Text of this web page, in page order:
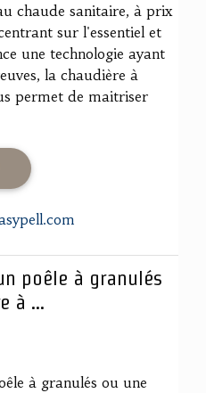
chaude sanitaire, à prix
sur l'essentiel et
une technologie ayant
la chaudière à
permet de maitriser
poêle à granulés
à ...
à granulés ou une